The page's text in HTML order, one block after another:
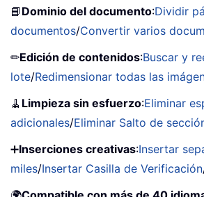
📘 Dominio del documento:Dividir
documentos/Convertir varios
✏Edición de contenidos:Buscar y
lote/Redimensionar todas las
🧹 Limpieza sin esfuerzo:Eliminar
adicionales/Eliminar Salto de
➕Inserciones creativas:Insertar
miles/Insertar Casilla de Verificación